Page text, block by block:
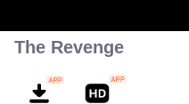
The Revenge